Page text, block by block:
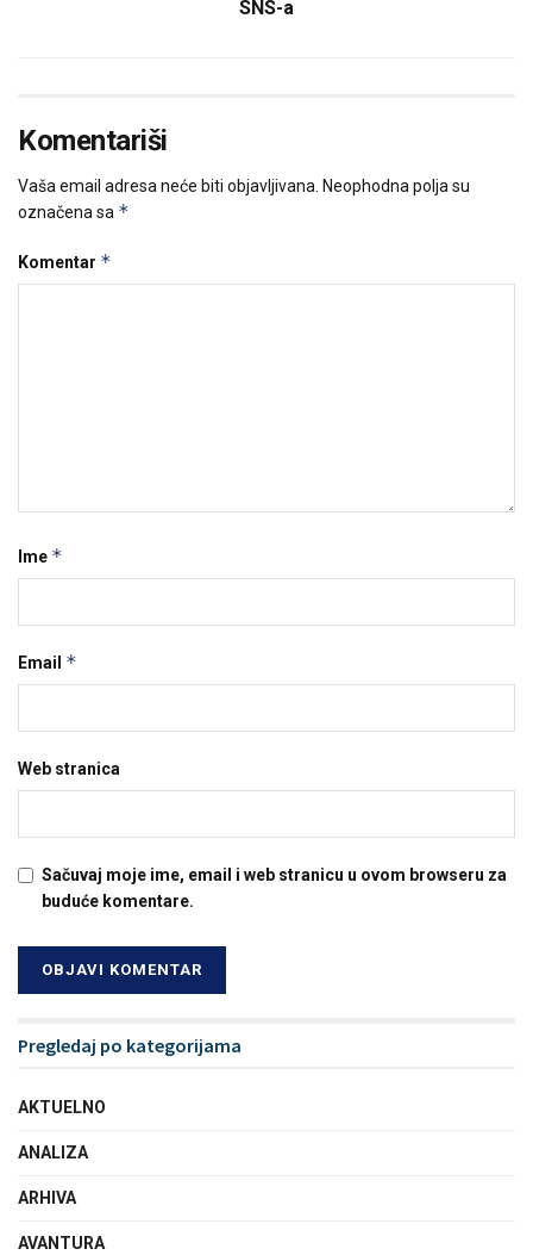
SNS-a
Komentariši
Vaša email adresa neće biti objavljivana. Neophodna polja su
označena sa *
Komentar *
Ime *
Email *
Web stranica
Sačuvaj moje ime, email i web stranicu u ovom browseru za
buduće komentare.
Pregledaj po kategorijama
AKTUELNO
ANALIZA
ARHIVA
AVANTURA